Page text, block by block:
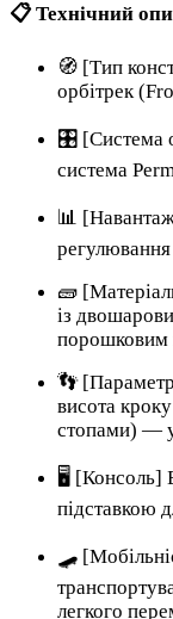
📋 Технічний
🧭 [Тип
орбітрек
🎛️ [Система
система
📊
🧱
із
порошковим
👣
висота
стопами) —
🖥️ [Консоль]
підставкою
🛹
легкого